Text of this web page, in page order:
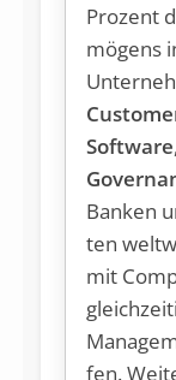
Pro­zent
mö­gens
Software,
Ban­ken
ten
mit
fen.